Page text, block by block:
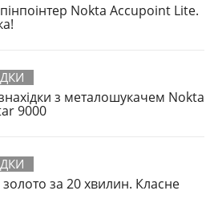
Nokta Accupoint Lite.
з металошукачем Nokta
9000
за 20 хвилин. Класне